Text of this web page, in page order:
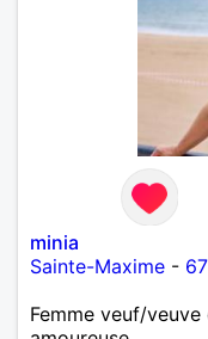
minia
Sainte-Maxime -
Femme veuf/